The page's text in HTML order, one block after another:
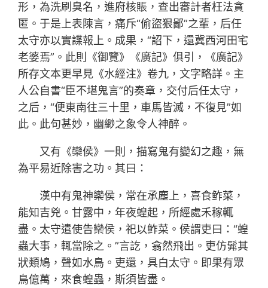
形，為洗刷臭名，進府核賬，查出審計者枉法貪
匿。于是上表陳言，痛斥“偷盜狠鄙”之輩，后任
太守亦以實諜報上。成果，“詔下，還冀西河田宅
老婆焉”。此則《御覽》《廣記》俱引，《廣記》
所存文本更早見《水經注》卷九，文字略詳。主
人公自書“臣不堪鬼言”的奏章，交付后任太守，
之后，“便東南往三十里，車馬皆滅，不復見”如
此。此句甚妙，幽緲之象令人神醉。
又有《欒侯》一則，描寫鬼有變幻之趣，無
為平易近除害之功。其曰：
漢中有鬼神欒侯，常在承塵上，喜食鲊菜，
能知吉兇。甘露中，年夜蝗起，所經處禾稼輒
盡。太守遣使告欒侯，祀以鲊菜。侯謂吏曰：“蝗
蟲大事，輒當除之。”言訖，翕然飛出。吏仿髴其
狀類鳩，聲如水鳥。吏還，具白太守。即果有眾
鳥億萬，來食蝗蟲，斯須皆盡。